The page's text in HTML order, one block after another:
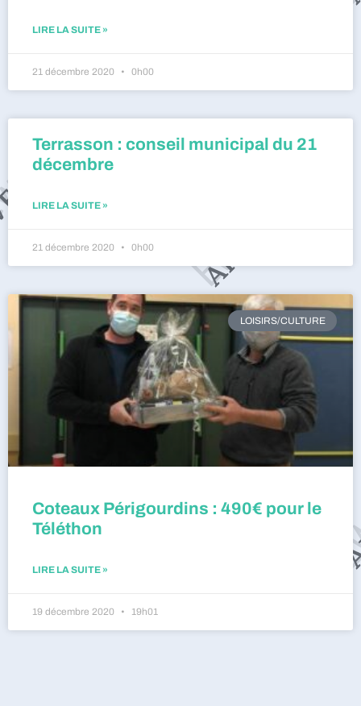
LIRE LA SUITE »
21 décembre 2020 0h00
Terrasson : conseil municipal du 21
décembre
LIRE LA SUITE »
21 décembre 2020 0h00
LOISIRS/CULTURE
Coteaux Périgourdins : 490€ pour le
Téléthon
LIRE LA SUITE »
19 décembre 2020 19h01